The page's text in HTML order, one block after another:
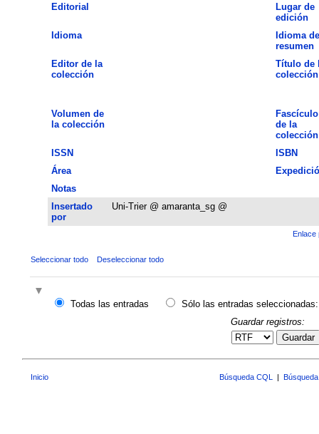
Editorial
Lugar de
edición
Idioma
Idioma
resumen
Editor de la
colección
Título de
colección
Volumen de
la colección
Fascículo
de la
colección
ISSN
ISBN
Área
Notas
Insertado
por
Uni-Trier @ amaranta_sg @
Enlace
Seleccionar todo Deseleccionar todo
Todas las entradas
Sólo las entradas seleccionadas:
Guardar registros:
Guardar
Inicio Búsqueda CQL